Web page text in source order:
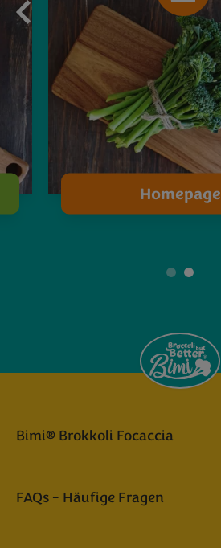
Homepage
Bimi® Brokkoli Focaccia
FAQs - Häufige Fragen